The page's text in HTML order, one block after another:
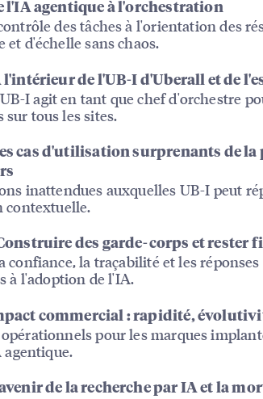
l'IA agentique à l'orchestration
des tâches à l'orientation des
et d'échelle sans chaos.
de l'UB-I d'Uberall et de
I agit en tant que chef d'orchestre
sur tous les sites.
cas d'utilisation surprenants de la
inattendues auxquelles UB-I peut
contextuelle.
des garde-corps et rester
confiance, la traçabilité et les
à l'adoption de l'IA.
commercial : rapidité,
pour les marques
agentique.
de la recherche par IA et la